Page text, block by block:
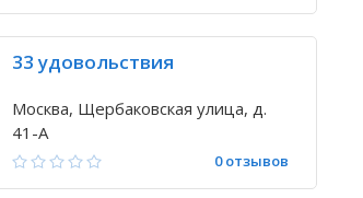
33 удовольствия
Москва, Щербаковская улица, д.
41-А
0 отзывов